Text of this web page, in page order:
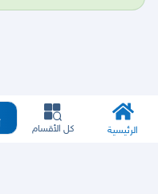
الرئيسية كل الأقسام